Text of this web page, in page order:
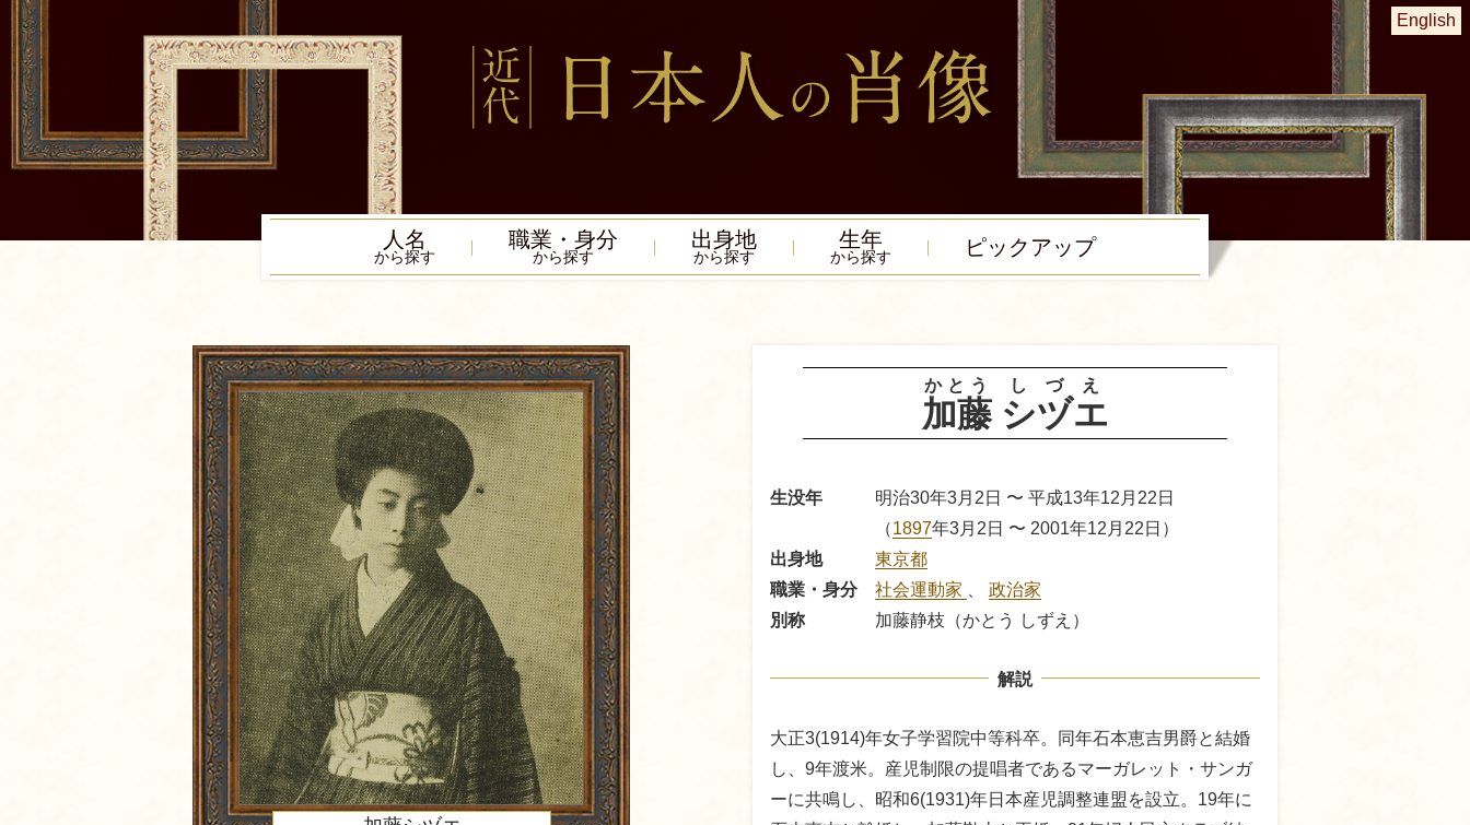
English
人名
から探す
職業・身分
から探す
出身地
から探す
生年
から探す ピック アップ
加藤
かとう
シヅエ
しづえ
生没年
明治30年3月2日 〜 平成13年12月22日
（1897年3月2日 〜 2001年12月22日）
出身地
東京都
職業・身分
社会運動家
政治家
別称
加藤静枝（かとう しずえ）
解説
大正3(1914)年女子学習院中等科卒。同年石本恵吉男爵と結婚
し、9年渡米。産児制限の提唱者であるマーガレット・サンガ
ーに共鳴し、昭和6(1931)年日本産児調整連盟を設立。19年に